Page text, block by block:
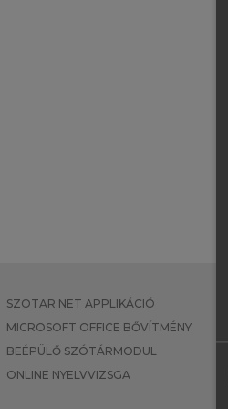
SZOTAR.NET APPLIKÁCIÓ
MICROSOFT OFFICE BŐVÍTMÉNY
BEÉPÜLŐ SZÓTÁRMODUL
ONLINE NYELVVIZSGA